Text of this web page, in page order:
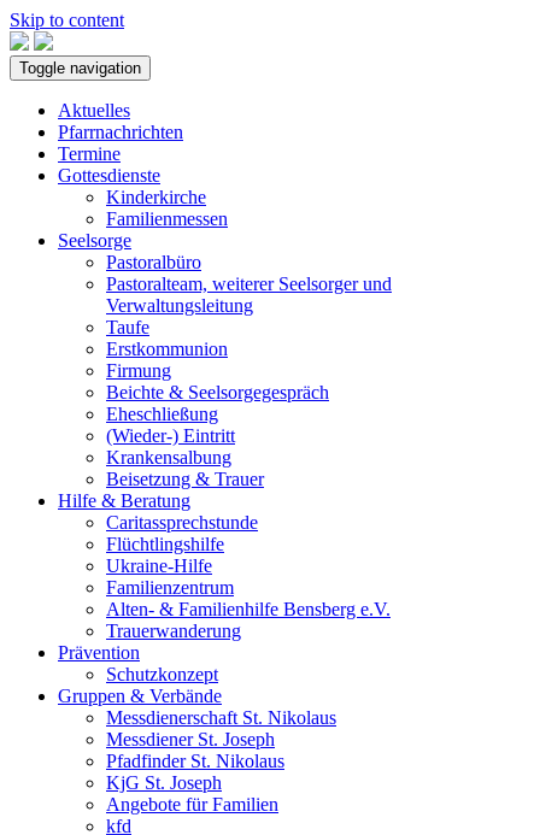
Skip to content
Toggle navigation
Aktuelles
Pfarrnachrichten
Termine
Gottesdienste
Kinderkirche
Familienmessen
Seelsorge
Pastoralbüro
Pastoralteam, weiterer Seelsorger und
Verwaltungsleitung
Taufe
Erstkommunion
Firmung
Beichte & Seelsorgegespräch
Eheschließung
(Wieder-) Eintritt
Krankensalbung
Beisetzung & Trauer
Hilfe & Beratung
Caritassprechstunde
Flüchtlingshilfe
Ukraine-Hilfe
Familienzentrum
Alten- & Familienhilfe Bensberg e.V.
Trauerwanderung
Prävention
Schutzkonzept
Gruppen & Verbände
Messdienerschaft St. Nikolaus
Messdiener St. Joseph
Pfadfinder St. Nikolaus
KjG St. Joseph
Angebote für Familien
kfd